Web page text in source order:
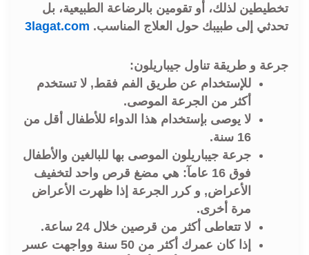
تخطيطين لذلك، أو تقومين بالرضاعة الطبيعية، بل
تحدثي إلى طبيبك حول العلاج المناسب. 3lagat.com
جرعة و طريقة تناول جيباريلون:
للإستخدام عن طريق الفم فقط, لا تستخدم
أكثر من الجرعة الموصى.
لا يوصى بإستخدام هذا الدواء للأطفال أقل من
16 سنة.
جرعة جيباريلون الموصى بها للبالغين والأطفال
فوق 16 عامآ: هي مضغ قرص واحد لتخفيف
الأعراض, و كرر الجرعة إذا ظهرت الأعراض
مرة أخرى.
لا تتعاطى أكثر من قرصين خلال 24 ساعة.
إذا كان عمرك أكثر من 50 سنة وواجهت عسر